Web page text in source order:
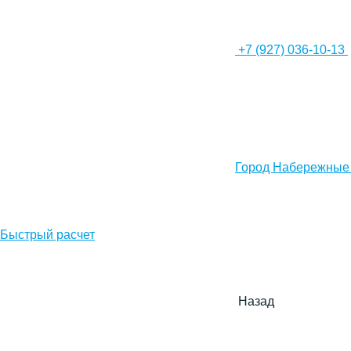
+7 (927) 036-10-13
Город
Быстрый расчет
Назад